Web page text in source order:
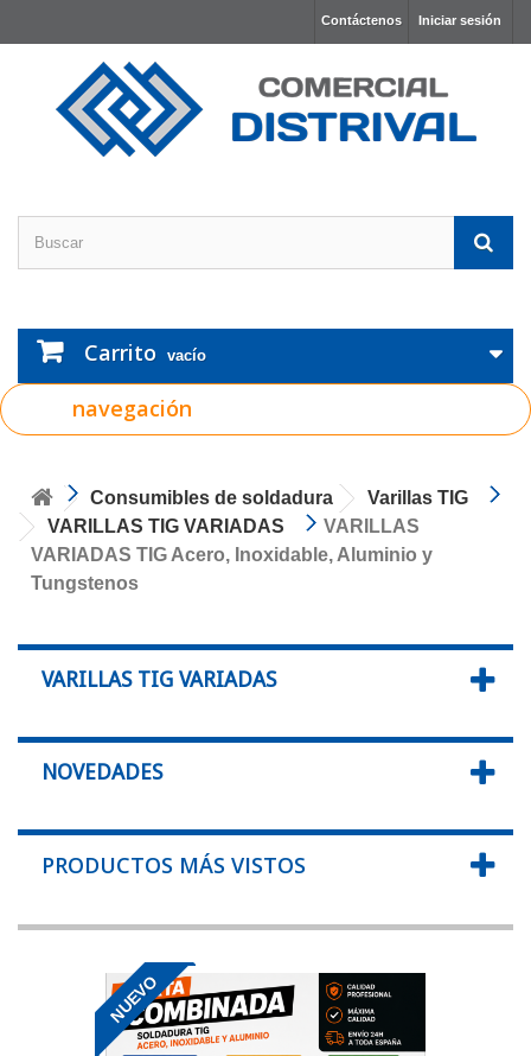
Iniciar sesión
Contáctenos
Carrito vacío
navegación
Consumibles de soldadura
Varillas TIG
VARILLAS TIG VARIADAS
VARILLAS
VARIADAS TIG Acero, Inoxidable, Aluminio y
Tungstenos
VARILLAS TIG VARIADAS
NOVEDADES
PRODUCTOS MÁS VISTOS
NUEVO